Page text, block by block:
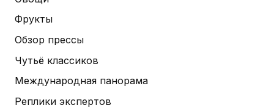
Фрукты
Обзор прессы
Чутьё классиков
Международная панорама
Реплики экспертов